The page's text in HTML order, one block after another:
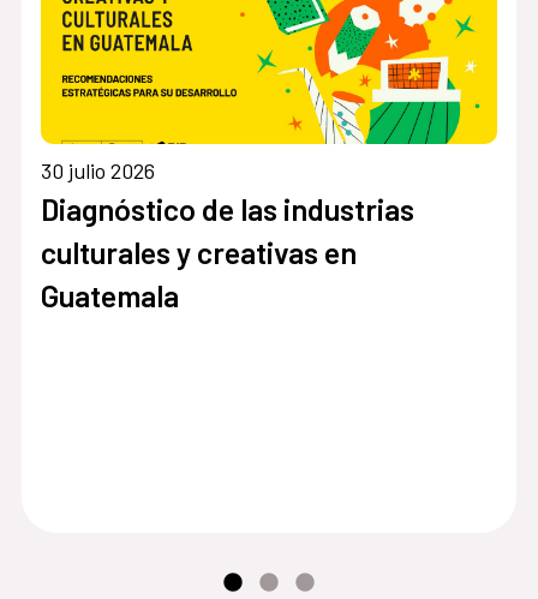
30 julio 2026
Diagnóstico de las industrias
culturales y creativas en
Guatemala